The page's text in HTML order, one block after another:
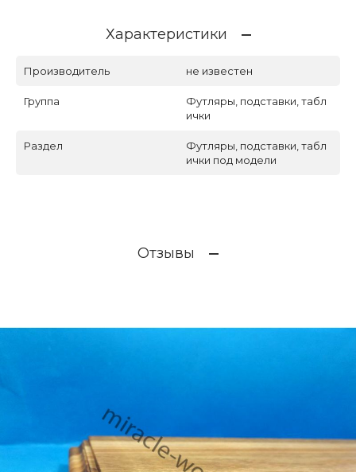
Характеристики
Производитель не известен
Группа
Футляры, подставки, табл
ички
Раздел
Футляры, подставки, табл
ички под модели
Отзывы